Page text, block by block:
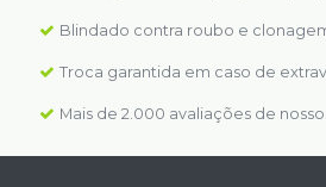
Blindado contra roubo e
Troca garantida em caso de
Mais de 2.000 avaliações de